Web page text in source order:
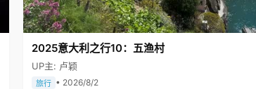
2025意大利之行10：五渔村
UP主: 卢颖
旅行 • 2026/8/2